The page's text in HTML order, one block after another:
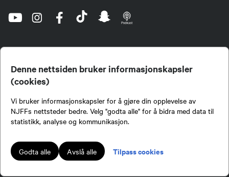
Denne nettsiden bruker informasjonskapsler
(cookies)
Vi bruker informasjonskapsler for å gjøre din opplevelse av
NJFFs nettsteder bedre. Velg "godta alle" for å bidra med data til
statistikk, analyse og kommunikasjon.
Godta alle Avslå alle Tilpass cookies
jegere og sportsfiskere og et av de viktigste miljøene for formidling av kunnskap om jakt og
fiske i Norge. Vi er en partipolitisk nøytral organisasjon, men har et sterkt jakt-, fiske-, og
naturpolitisk engasjement i mange saker.
Lokalforeninger tilsluttet Norges Jeger- og Fiskerforbund har ansvar for innhold de
publiserer på njff.no.